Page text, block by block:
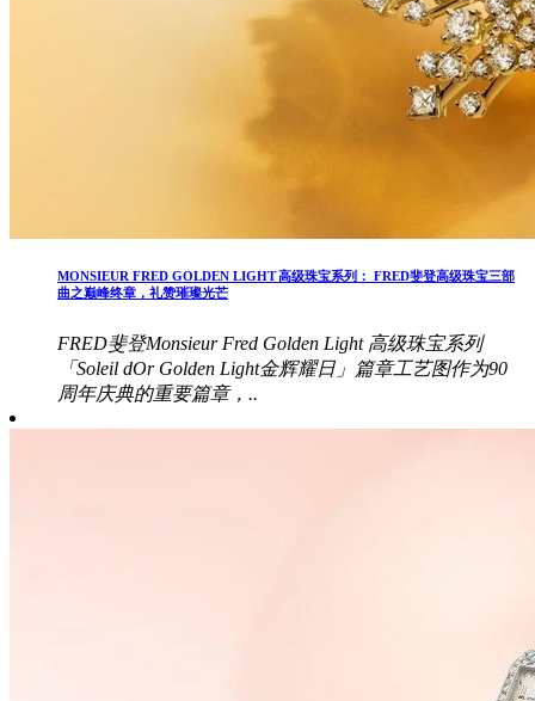
MONSIEUR FRED GOLDEN LIGHT 高级珠宝系列： FRED斐登高级珠宝三部
曲之巅峰终章，礼赞璀璨光芒
FRED斐登Monsieur Fred Golden Light 高级珠宝系列
「Soleil dOr Golden Light金辉耀日」篇章工艺图作为90
周年庆典的重要篇章，..